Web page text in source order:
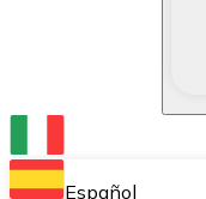
Converti le tue
Scambia una
Conserva le tue
Español